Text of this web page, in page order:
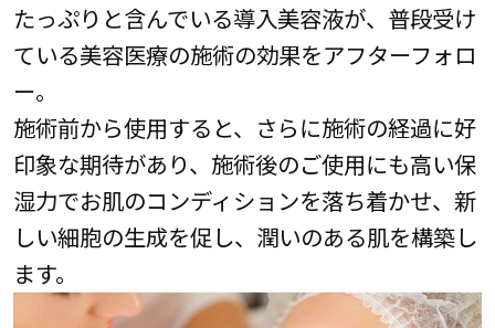
たっぷりと含んでいる導入美容液が、普段受け
ている美容医療の施術の効果をアフターフォロ
ー。
施術前から使用すると、さらに施術の経過に好
印象な期待があり、施術後のご使用にも高い保
湿力でお肌のコンディションを落ち着かせ、新
しい細胞の生成を促し、潤いのある肌を構築し
ます。